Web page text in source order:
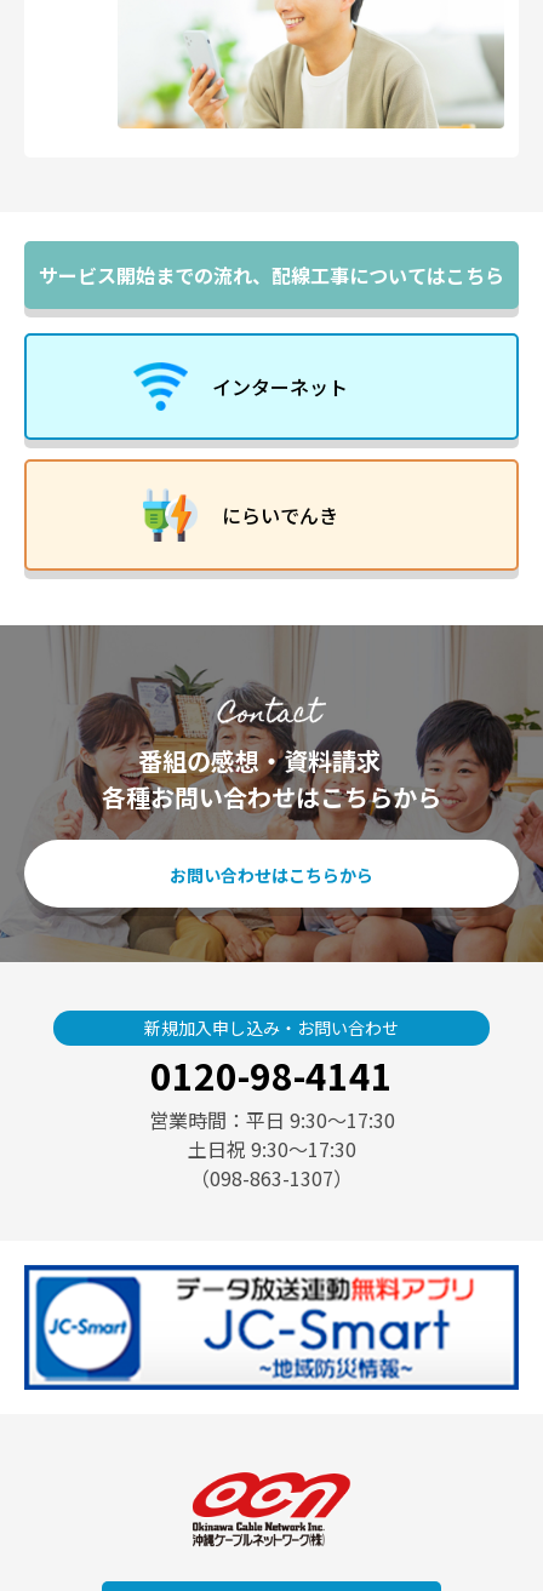
サービス開始までの流れ、 配線工事についてはこちら
インターネット
にらいでんき
番組の感想・資料請求
各種お問い合わせはこちらから
お問い合わせはこちらから
新規加入申し込み・お問い合わせ
0120-98-4141
営業時間：平日 9:30〜17:30
土日祝 9:30〜17:30
（098-863-1307）